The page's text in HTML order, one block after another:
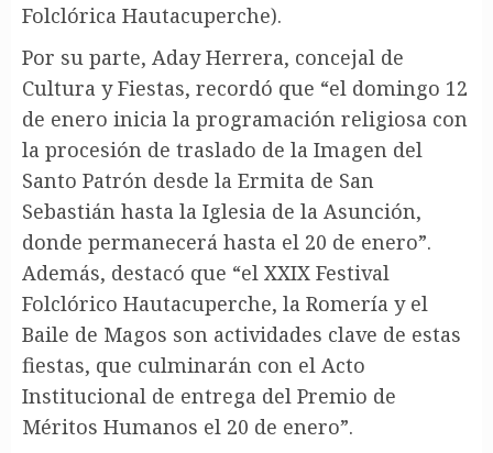
Folclórica Hautacuperche).
Por su parte, Aday Herrera, concejal de
Cultura y Fiestas, recordó que “el domingo 12
de enero inicia la programación religiosa con
la procesión de traslado de la Imagen del
Santo Patrón desde la Ermita de San
Sebastián hasta la Iglesia de la Asunción,
donde permanecerá hasta el 20 de enero”.
Además, destacó que “el XXIX Festival
Folclórico Hautacuperche, la Romería y el
Baile de Magos son actividades clave de estas
fiestas, que culminarán con el Acto
Institucional de entrega del Premio de
Méritos Humanos el 20 de enero”.